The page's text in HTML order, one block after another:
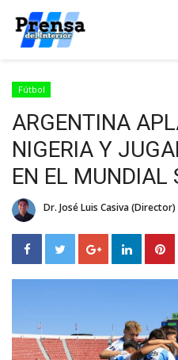
Fútbol
ARGENTINA
NIGERIA Y
EN EL MUNDIAL
Dr. José Luis Casiva (Director)